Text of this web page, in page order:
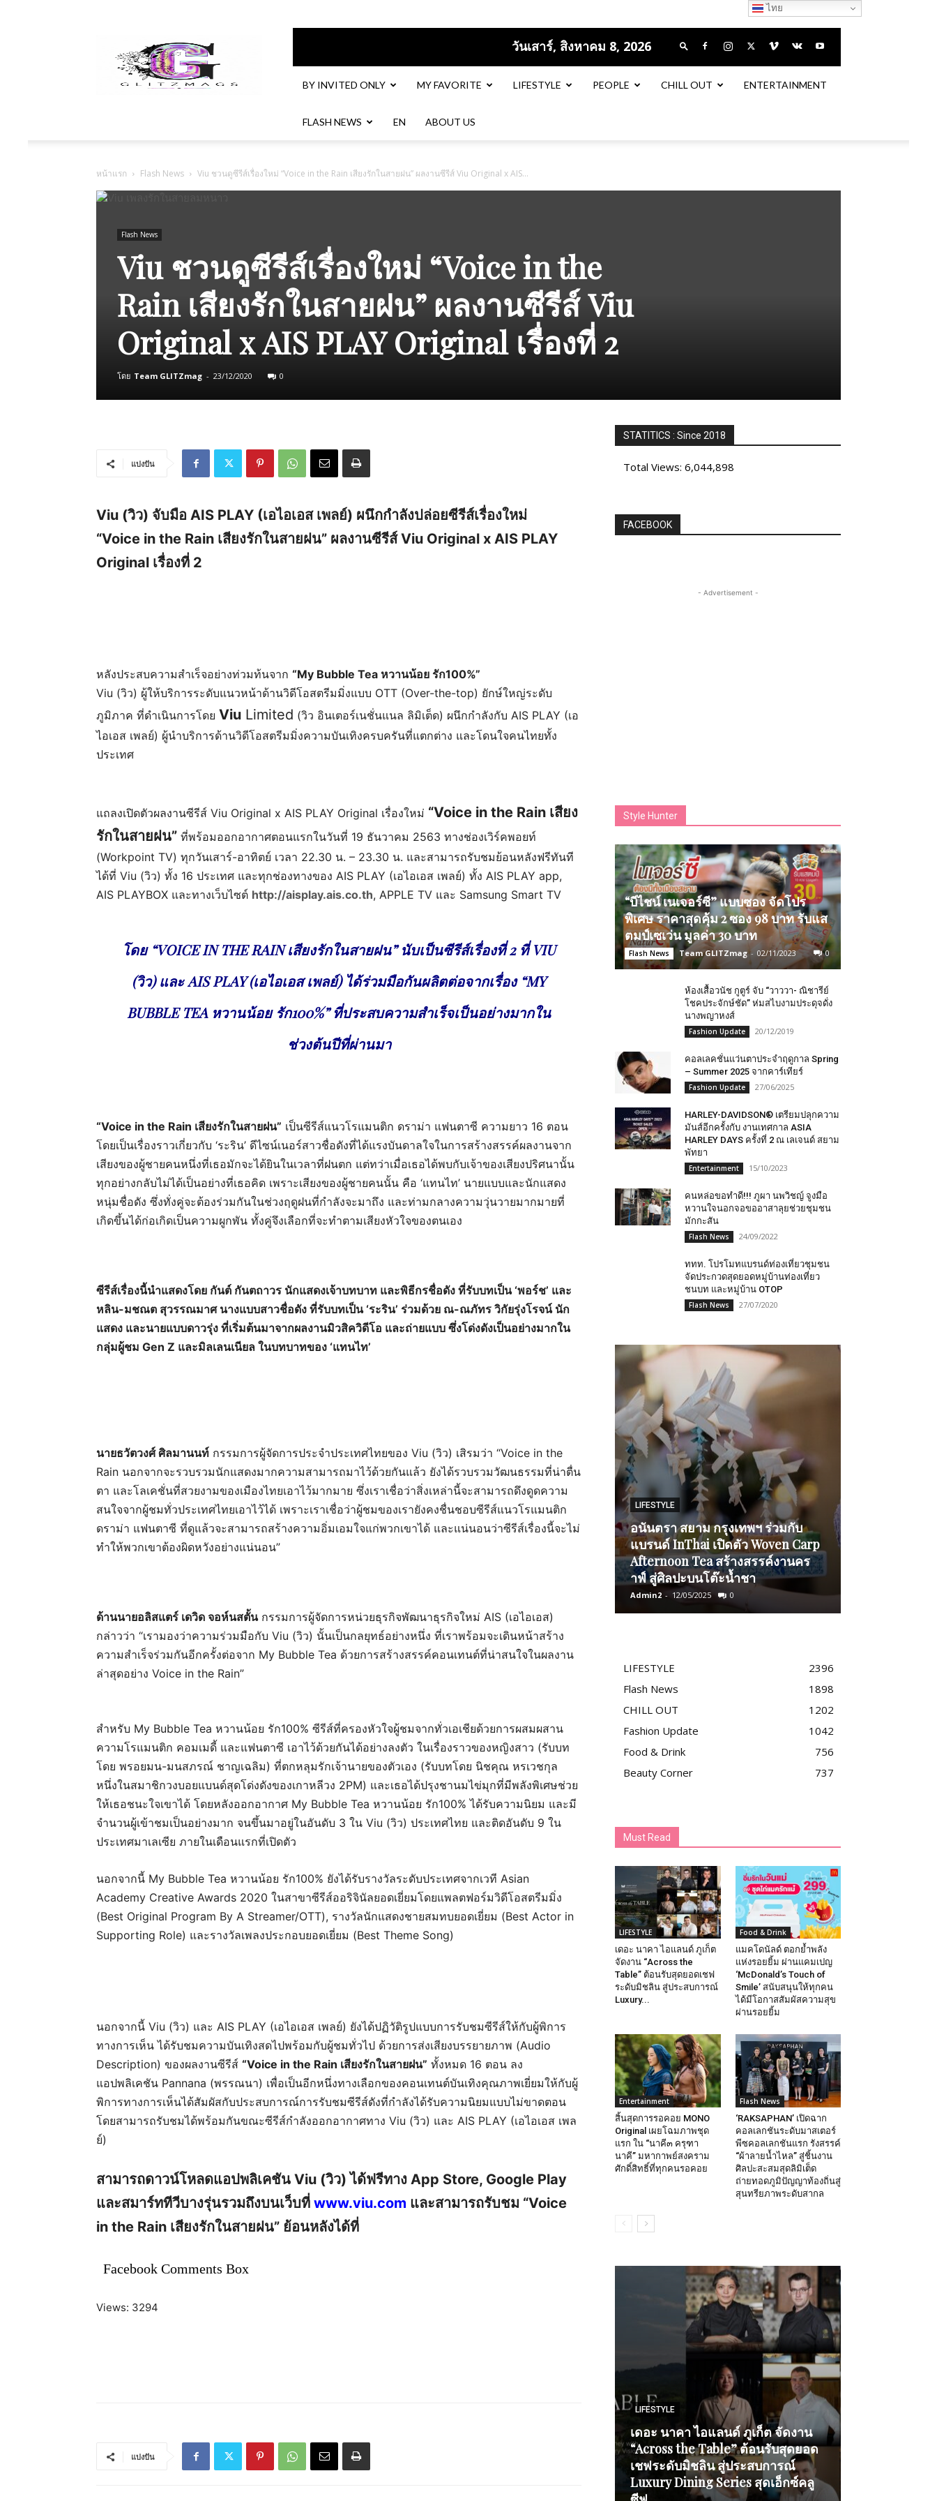
วันเสาร์, สิงหาคม 8, 2026
BY INVITED ONLY MY FAVORITE LIFESTYLE PEOPLE CHILL OUT ENTERTAINMENT
FLASH NEWS EN​ ABOUT US
หน้าแรก Flash News Viu​ ชวนดูซีรีส์เรื่องใหม่ “Voice in the Rain เสียงรักในสายฝน” ผลงานซีรีส์ Viu Original x AIS...
Flash News
Viu​ ชวนดูซีรีส์เรื่องใหม่ “Voice in the
Rain เสียงรักในสายฝน” ผลงานซีรีส์ Viu
Original x AIS PLAY Original เรื่องที่ 2
โดย Team GLITZmag - 23/12/2020 0
แบ่งปัน
Viu (วิว) จับมือ AIS PLAY (เอไอเอส เพลย์) ผนึกกำลังปล่อยซีรีส์เรื่องใหม่
“Voice in the Rain เสียงรักในสายฝน” ผลงานซีรีส์ Viu Original x AIS PLAY
Original เรื่องที่ 2
หลังประสบความสำเร็จอย่างท่วมท้นจาก “My Bubble Tea หวานน้อย รัก100%”
Viu (วิว) ผู้ให้บริการระดับแนวหน้าด้านวิดีโอสตรีมมิ่งแบบ OTT (Over-the-top) ยักษ์ใหญ่ระดับ
ภูมิภาค ที่ดำเนินการโดย Viu Limited (วิว อินเตอร์เนชั่นแนล ลิมิเต็ด) ผนึกกำลังกับ AIS PLAY (เอ
ไอเอส เพลย์) ผู้นำบริการด้านวิดีโอสตรีมมิ่งความบันเทิงครบครันที่แตกต่าง และโดนใจคนไทยทั้ง
ประเทศ
แถลงเปิดตัวผลงานซีรีส์ Viu Original x AIS PLAY Original เรื่องใหม่ “Voice in the Rain เสียง
รักในสายฝน” ที่พร้อมออกอากาศตอนแรกในวันที่ 19 ธันวาคม 2563 ทางช่องเวิร์คพอยท์
(Workpoint TV) ทุกวันเสาร์-อาทิตย์ เวลา 22.30 น. – 23.30 น. และสามารถรับชมย้อนหลังฟรีทันที
ได้ที่ Viu (วิว) ทั้ง 16 ประเทศ และทุกช่องทางของ AIS PLAY (เอไอเอส เพลย์) ทั้ง AIS PLAY app,
AIS PLAYBOX และทางเว็บไซต์ http://aisplay.ais.co.th, APPLE TV และ Samsung Smart TV
โดย “VOICE IN THE RAIN เสียงรักในสายฝน” นับเป็นซีรีส์เรื่องที่ 2 ที่ VIU
(วิว) และ AIS PLAY (เอไอเอส เพลย์) ได้ร่วมมือกันผลิตต่อจากเรื่อง “MY
BUBBLE TEA หวานน้อย รัก100%” ที่ประสบความสำเร็จเป็นอย่างมากใน
ช่วงต้นปีที่ผ่านมา
“Voice in the Rain เสียงรักในสายฝน” เป็นซีรีส์แนวโรแมนติก ดราม่า แฟนตาซี ความยาว 16 ตอน
โดยเป็นเรื่องราวเกี่ยวกับ ‘ระริน’ ดีไซน์เนอร์สาวชื่อดังที่ได้แรงบันดาลใจในการสร้างสรรค์ผลงานจาก
เสียงของผู้ชายคนหนึ่งที่เธอมักจะได้ยินในเวลาที่ฝนตก แต่ทว่าเมื่อเธอได้พบกับเจ้าของเสียงปริศนานั้น
ทุกอย่างกลับไม่ได้เป็นอย่างที่เธอคิด เพราะเสียงของผู้ชายคนนั้น คือ ‘แทนไท’ นายแบบและนักแสดง
หนุ่มชื่อดัง ซึ่งทั่งคู่จะต้องร่วมกันในช่วงฤดูฝนที่กำลังจะมาถึง และท่ามกลางความวุ่นวายมากมายที่
เกิดขึ้นได้ก่อเกิดเป็นความผูกพัน ทั้งคู่จึงเลือกที่จะทำตามเสียงหัวใจของตนเอง
ซีรีส์เรื่องนี้นำแสดงโดย กันต์ กันตถาวร นักแสดงเจ้าบทบาท และพิธีกรชื่อดัง ที่รับบทเป็น ‘พอร์ช’ และ
หลิน-มชณต สุวรรณมาศ นางแบบสาวชื่อดัง ที่รับบทเป็น ‘ระริน’ ร่วมด้วย ณ-ณภัทร วิกัยรุ่งโรจน์ นัก
แสดง และนายแบบดาวรุ่ง ที่เริ่มต้นมาจากผลงานมิวสิควิดีโอ และถ่ายแบบ ซึ่งโด่งดังเป็นอย่างมากใน
กลุ่มผู้ชม Gen Z และมิลเลนเนียล ในบทบาทของ ‘แทนไท’
นายธวัตวงศ์ ศิลมานนท์ กรรมการผู้จัดการประจำประเทศไทยของ Viu (วิว) เสิรมว่า “Voice in the
Rain นอกจากจะรวบรวมนักแสดงมากความสามารถมาไว้ด้วยกันแล้ว ยังได้รวบรวมวัฒนธรรมที่น่าตื่น
ตา และโลเคชั่นที่สวยงามของเมืองไทยเอาไว้มากมาย ซึ่งเราเชื่อว่าสิ่งเหล่านี้จะสามารถดึงดูดความ
สนใจจากผู้ชมทั่วประเทศไทยเอาไว้ได้ เพราะเราเชื่อว่าผู้ชมของเรายังคงชื่นชอบซีรีส์แนวโรแมนติก
ดราม่า แฟนตาซี ที่ดูแล้วจะสามารถสร้างความอิ่มเอมใจแก่พวกเขาได้ และแน่นอนว่าซีรีส์เรื่องนี้จะไม่
ทำให้พวกเขาต้องผิดหวังอย่างแน่นอน”
ด้านนายอลิสแตร์ เดวิด จอห์นสตั้นกรรมการผู้จัดการหน่วยธุรกิจพัฒนาธุรกิจใหม่ AIS (เอไอเอส)
กล่าวว่า “เรามองว่าความร่วมมือกับ Viu (วิว) นั้นเป็นกลยุทธ์อย่างหนึ่ง ที่เราพร้อมจะเดินหน้าสร้าง
ความสำเร็จร่วมกันอีกครั้งต่อจาก My Bubble Tea ด้วยการสร้างสรรค์คอนเทนต์ที่น่าสนใจในผลงาน
ล่าสุดอย่าง Voice in the Rain”
สำหรับ My Bubble Tea หวานน้อย รัก100% ซีรีส์ที่ครองหัวใจผู้ชมจากทั่วเอเชียด้วยการผสมผสาน
ความโรแมนติก คอมเมดี้ และแฟนตาซี เอาไว้ด้วยกันได้อย่างลงตัว ในเรื่องราวของหญิงสาว (รับบท
โดย พรอยมน-มนสภรณ์ ชาญเฉลิม) ที่ตกหลุมรักเจ้านายของตัวเอง (รับบทโดย นิชคุณ หรเวชกุล
หนึ่งในสมาชิกวงบอยแบนด์สุดโด่งดังของเกาหลีวง 2PM) และเธอได้ปรุงชานมไข่มุกที่มีพลังพิเศษช่วย
ให้เธอชนะใจเขาได้ โดยหลังออกอากาศ My Bubble Tea หวานน้อย รัก100% ได้รับความนิยม และมี
จำนวนผู้เข้าชมเป็นอย่างมาก จนขึ้นมาอยู่ในอันดับ 3 ใน Viu (วิว) ประเทศไทย และติดอันดับ 9 ใน
ประเทศมาเลเซีย ภายในเดือนแรกที่เปิดตัว
นอกจากนี้ My Bubble Tea หวานน้อย รัก100% ยังได้รับรางวัลระดับประเทศจากเวที Asian
Academy Creative Awards 2020 ในสาขาซีรีส์ออริจินัลยอดเยี่ยมโดยแพลตฟอร์มวิดีโอสตรีมมิ่ง
(Best Original Program By A Streamer/OTT), รางวัลนักแสดงชายสมทบยอดเยี่ยม (Best Actor in
Supporting Role) และรางวัลเพลงประกอบยอดเยี่ยม (Best Theme Song)
นอกจากนี้ Viu (วิว) และ AIS PLAY (เอไอเอส เพลย์) ยังได้ปฏิวัติรูปแบบการรับชมซีรีส์ให้กับผู้พิการ
ทางการเห็น ได้รับชมความบันเทิงสดไปพร้อมกับผู้ชมทั่วไป ด้วยการส่งเสียงบรรยายภาพ (Audio
Description) ของผลงานซีรีส์ “Voice in the Rain เสียงรักในสายฝน” ทั้งหมด 16 ตอน ลง
แอปพลิเคชัน Pannana (พรรณนา) เพื่อเป็นอีกหนึ่งทางเลือกของคอนเทนต์บันเทิงคุณภาพเยี่ยมให้กับผู้
พิการทางการเห็นได้สัมผัสกับประสบการณ์การรับชมซีรีส์ดังที่กำลังได้รับความนิยมแบบไม่ขาดตอน
โดยสามารถรับชมได้พร้อมกันขณะซีรีส์กำลังออกอากาศทาง Viu (วิว) และ AIS PLAY (เอไอเอส เพล
ย์)
สามารถดาวน์โหลดแอปพลิเคชัน Viu (วิว) ได้ฟรีทาง App Store, Google Play
และสมาร์ททีวีบางรุ่นรวมถึงบนเว็บที่ www.viu.com และสามารถรับชม “Voice
in the Rain เสียงรักในสายฝน” ย้อนหลังได้ที่
Facebook Comments Box
Views: 3294
แบ่งปัน
STATITICS : Since 2018
Total Views: 6,044,898
FACEBOOK
- Advertisement -
Style Hunter
“บีไชน์ เนเจอร์ซี” แบบซอง จัดโปร
พิเศษ ราคาสุดคุ้ม 2 ซอง 98 บาท รับแส
ตมป์เซเว่น มูลค่า 30 บาท
Flash News Team GLITZmag - 02/11/2023 0
ห้องเสื้อวนัช กูตูร์ จับ “วาววา- ณิชารีย์
โชคประจักษ์ชัด” ห่มสไบงามประดุจดั่ง
นางพญาหงส์
Fashion Update 20/12/2019
คอลเลคชั่นแว่นตาประจำฤดูกาล Spring
– Summer 2025 จากคาร์เทียร์
Fashion Update 27/06/2025
HARLEY-DAVIDSON® เตรียมปลุกความ
มันส์อีกครั้งกับ งานเทศกาล ASIA
HARLEY DAYS ครั้งที่ 2 ณ เลเจนด์ สยาม
พัทยา
Entertainment 15/10/2023
คนหล่อขอทำดี!!! ภูผา นพวิชญ์ จูงมือ
หวานใจนอกจอขออาสาลุยช่วยชุมชน
มักกะสัน
Flash News 24/09/2022
ททท. โปรโมทแบรนด์​ท่องเที่ยว​ชุมชน​
จัดประกวดสุดยอดหมู่บ้านท่องเที่ยว
ชนบท และหมู่บ้าน OTOP
Flash News 27/07/2020
LIFESTYLE
อนันตรา สยาม กรุงเทพฯ ร่วมกับ
แบรนด์ InThai เปิดตัว Woven Carp
Afternoon Tea สร้างสรรค์งานคร
าฟ์ สู่ศิลปะบนโต๊ะน้ำชา
Admin2 - 12/05/2025 0
LIFESTYLE
2396
Flash News
1898
CHILL OUT
1202
Fashion Update
1042
Food & Drink
756
Beauty Corner
737
Must Read
LIFESTYLE
เดอะ นาคา ไอแลนด์ ภูเก็ต
จัดงาน “Across the
Table” ต้อนรับสุดยอดเชฟ
ระดับมิชลิน สู่ประสบการณ์
Luxury...
Food & Drink
แมคโดนัลด์ ตอกย้ำพลัง
แห่งรอยยิ้ม ผ่านแคมเปญ
‘McDonald’s Touch of
Smile’ สนับสนุนให้ทุกคน
ได้มีโอกาสสัมผัสความสุข
ผ่านรอยยิ้ม
Entertainment
สิ้นสุดการรอคอย MONO
Original เผยโฉมภาพชุด
แรก ใน “นาคี๓ ครุฑา
นาคี” มหากาพย์สงคราม
ศักดิ์สิทธิ์ที่ทุกคนรอคอย
Flash News
‘RAKSAPHAN’ เปิดฉาก
คอลเลกชันระดับมาสเตอร์
พีซคอลเลกชันแรก รังสรรค์
“ผ้าลายน้ำไหล” สู่ชิ้นงาน
ศิลปะสะสมสุดลิมิเต็ด
ถ่ายทอดภูมิปัญญาท้องถิ่นสู่
สุนทรียภาพระดับสากล
LIFESTYLE
เดอะ นาคา ไอแลนด์ ภูเก็ต จัดงาน
“Across the Table” ต้อนรับสุดยอด
เชฟระดับมิชลิน สู่ประสบการณ์
Luxury Dining Series สุดเอ็กซ์คลู
ไทย